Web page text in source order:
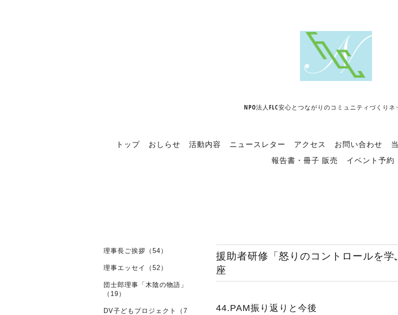
NPO法人FLC安心とつながりのコミュニティづくりネ
トップ おしらせ 活動内容 ニュースレター アクセス お問い合わせ
報告書・冊子 販売
イベント予約
援助者研修「怒りのコントロールを
座
44.PAM振り返りと今後
理事長ご挨拶（54）
理事エッセイ（52）
団士郎理事「木陰の物語」
（19）
DV子どもプロジェクト（7